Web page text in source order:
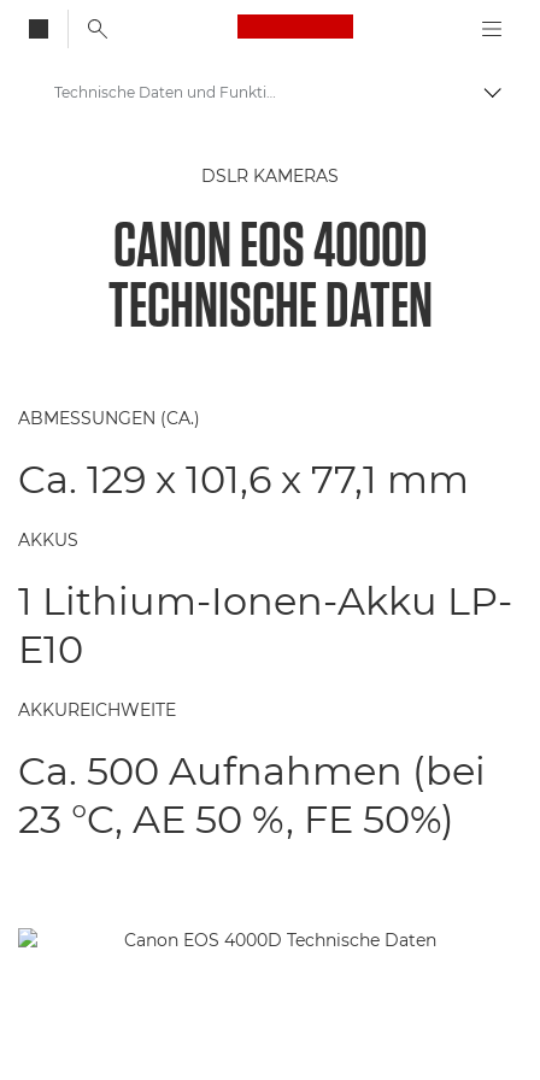
Canon Logo, back
Auf
Digitale Kompaktkameras
Canon EOS 4000D
Technische Daten und Funktionen - Canon EOS 4000D
DSLR KAMERAS
CANON EOS 4000D
TECHNISCHE DATEN
ABMESSUNGEN (CA.)
Ca. 129 x 101,6 x 77,1 mm
AKKUS
1 Lithium-Ionen-Akku LP-
E10
AKKUREICHWEITE
Ca. 500 Aufnahmen (bei
23 °C, AE 50 %, FE 50%)